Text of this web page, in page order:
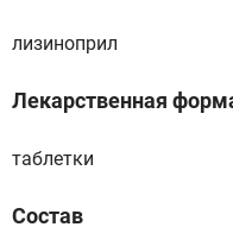
лизиноприл
Лекарственная
таблетки
Состав